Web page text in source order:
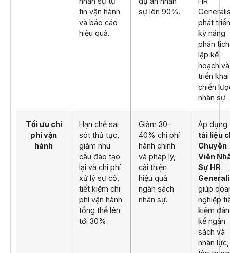
tin vận hành
và báo cáo
hiệu quả.
sự lên 90%.
phát triển
kỹ năng
phân
lập kế
hoạch và
triển khai
chiến
nhân sự.
Tối ưu chi
phí vận
hành
Hạn chế sai
sót thủ tục,
giảm nhu
cầu đào tạo
lại và chi phí
xử lý sự cố,
tiết kiệm chi
phí vận hành
tổng thể lên
tới 30%.
Giảm 30–
40% chi phí
hành chính
và pháp lý,
cải thiện
hiệu quả
ngân sách
nhân sự.
Áp dụng
tài liệu
Chuyên
Viên
Sự HR
giúp
nghiệp
kiệm
kể ngân
sách và
nhân lực,